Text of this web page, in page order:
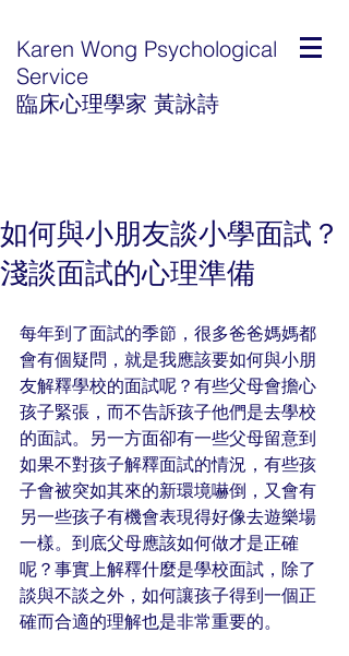
Karen Wong Psychological
Service
臨床心理學家 黃詠詩
如何與小朋友談小學面試？
淺談面試的心理準備
每年到了面試的季節，很多爸爸媽媽都
會有個疑問，就是我應該要如何與小朋
友解釋學校的面試呢？有些父母會擔心
孩子緊張，而不告訴孩子他們是去學校
的面試。另一方面卻有一些父母留意到
如果不對孩子解釋面試的情況，有些孩
子會被突如其來的新環境嚇倒，又會有
另一些孩子有機會表現得好像去遊樂場
一樣。到底父母應該如何做才是正確
呢？事實上解釋什麼是學校面試，除了
談與不談之外，如何讓孩子得到一個正
確而合適的理解也是非常重要的。